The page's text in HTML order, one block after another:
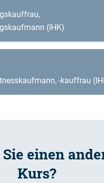
(IHK)
-kauffrau
einen
Kurs?